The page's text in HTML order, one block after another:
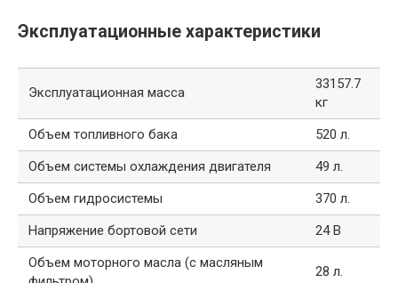
Эксплуатационные характеристики
Эксплуатационная масса
33157.7
кг
Объем топливного бака
520 л.
Объем системы охлаждения двигателя
49 л.
Объем гидросистемы
370 л.
Напряжение бортовой сети
24 В
Объем моторного масла (с масляным
28 л.